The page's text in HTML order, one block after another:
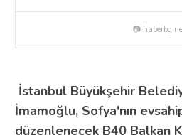
📷
İstanbul Büyükşehir
İmamoğlu, Sofya'nın
düzenlenecek B40 Balkan